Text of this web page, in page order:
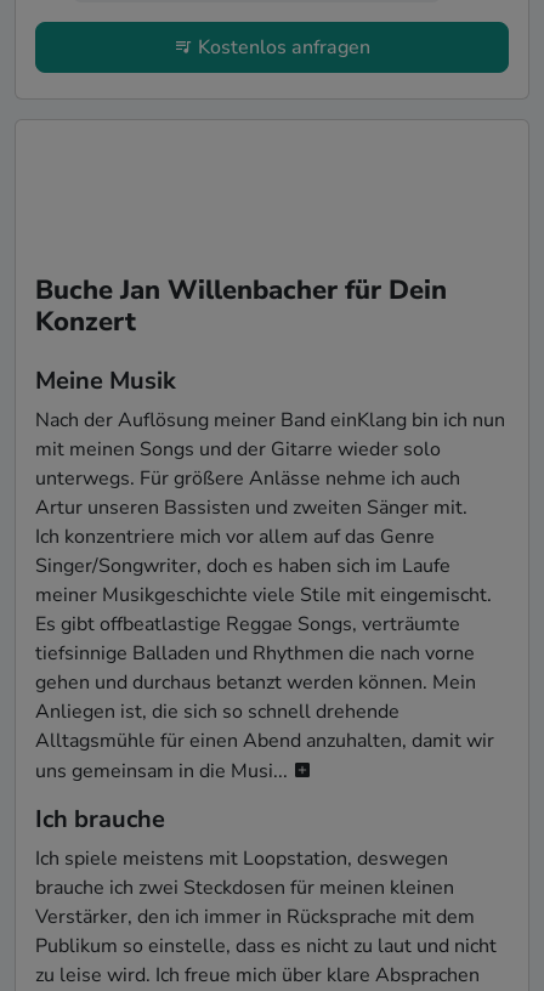
Kostenlos anfragen
Buche Jan Willenbacher für Dein
Konzert
Meine Musik
Nach der Auflösung meiner Band einKlang bin ich nun
mit meinen Songs und der Gitarre wieder solo
unterwegs. Für größere Anlässe nehme ich auch
Artur unseren Bassisten und zweiten Sänger mit.
Ich konzentriere mich vor allem auf das Genre
Singer/Songwriter, doch es haben sich im Laufe
meiner Musikgeschichte viele Stile mit eingemischt.
Es gibt offbeatlastige Reggae Songs, verträumte
tiefsinnige Balladen und Rhythmen die nach vorne
gehen und durchaus betanzt werden können. Mein
Anliegen ist, die sich so schnell drehende
Alltagsmühle für einen Abend anzuhalten, damit wir
uns gemeinsam in die Musi...
Ich brauche
Ich spiele meistens mit Loopstation, deswegen
brauche ich zwei Steckdosen für meinen kleinen
Verstärker, den ich immer in Rücksprache mit dem
Publikum so einstelle, dass es nicht zu laut und nicht
zu leise wird. Ich freue mich über klare Absprachen